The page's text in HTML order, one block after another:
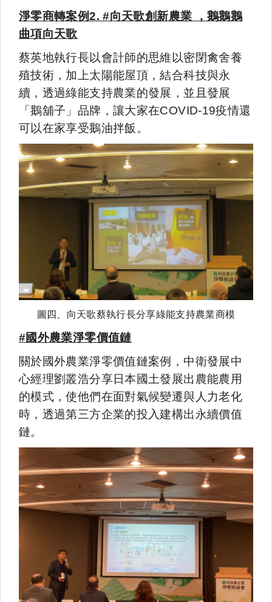
淨零商轉案例2. #向天歌創新農業 ，鵝鵝鵝
曲項向天歌
蔡英地執行長以會計師的思維以密閉禽舍養
殖技術，加上太陽能屋頂，結合科技與永
續，透過綠能支持農業的發展，並且發展
「鵝舖子」品牌，讓大家在COVID-19疫情還
可以在家享受鵝油拌飯。
圖四、向天歌蔡執行長分享綠能支持農業商模
#國外農業淨零價值鏈
關於國外農業淨零價值鏈案例，中衛發展中
心經理劉叢浩分享日本國土發展出農能農用
的模式，使他們在面對氣候變遷與人力老化
時，透過第三方企業的投入建構出永續價值
鏈。